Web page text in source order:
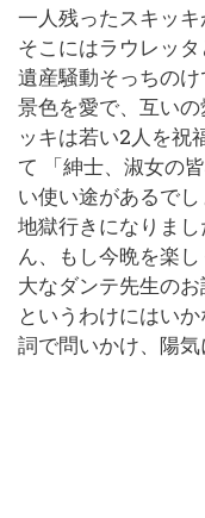
一人残ったスキッキ
そこにはラウレッ
遺産騒動そっちの
景色を愛で、互い
ッキは若い2人を祝
て 「紳士、淑女の
い使い途があるで
地獄行きになりま
ん、もし今晩を楽
大なダンテ先生の
というわけにはい
詞で問いかけ、陽気